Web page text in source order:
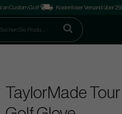
an Custom Golf Kostenloser Versand über
TaylorMade